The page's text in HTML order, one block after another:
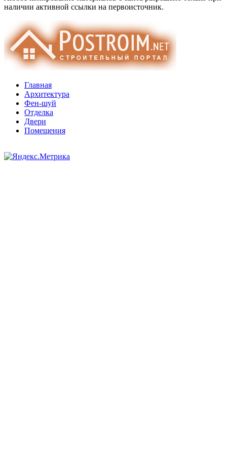
наличии активной ссылки на первоисточник.
Главная
Архитектура
Фен-шуй
Отделка
Двери
Помещения